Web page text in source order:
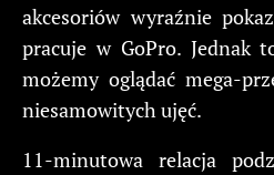
akcesoriów wyraźnie
pracuje w GoPro. Jednak
możemy oglądać mega-
niesamowitych ujęć.
11-minutowa relacja